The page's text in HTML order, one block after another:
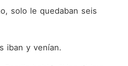
solo le quedaban seis
iban y venían.